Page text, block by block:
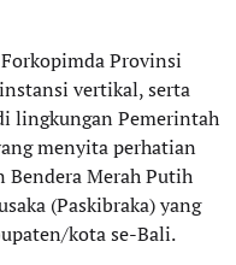
Provinsi
vertikal, serta
lingkungan Pemerintah
menyita perhatian
Bendera Merah Putih
(Paskibraka) yang
kota se-Bali.